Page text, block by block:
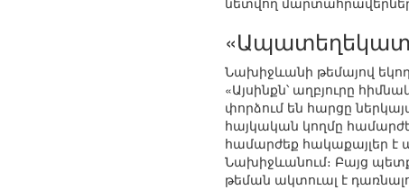
Նախիջևանի թեմայով
«Այսինքն՝ աղբյուրը
փորձում են հարցը
հայկական կողմը
համարժեք հակաքայլեր է
Նախիջևանում։ Բայց
թեման ակտուալ է